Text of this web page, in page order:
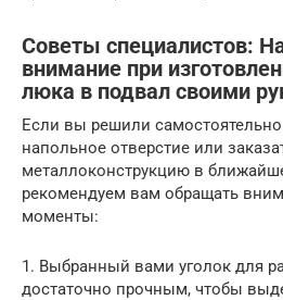
Советы специалистов:
внимание при
люка в подвал своими
Если вы решили
напольное отверстие или
металлоконструкцию в
рекомендуем вам обращать
моменты:
1. Выбранный вами уголок для
достаточно прочным, чтобы